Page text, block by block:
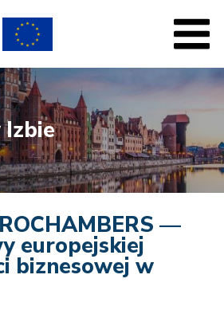
Izbie
—
europejskiej
biznesowej w